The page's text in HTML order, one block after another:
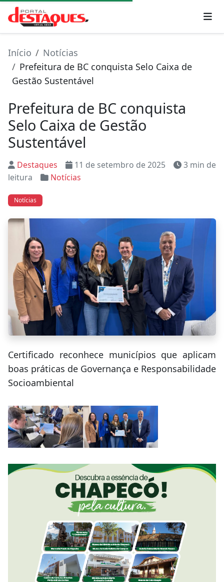
Início
Notícias
Prefeitura de BC conquista Selo Caixa de
Gestão Sustentável
Prefeitura de BC conquista
Selo Caixa de Gestão
Sustentável
Destaques 11 de setembro de 2025
3 min de
leitura
Notícias
Notícias
Certificado reconhece municípios que aplicam
boas práticas de Governança e Responsabilidade
Socioambiental